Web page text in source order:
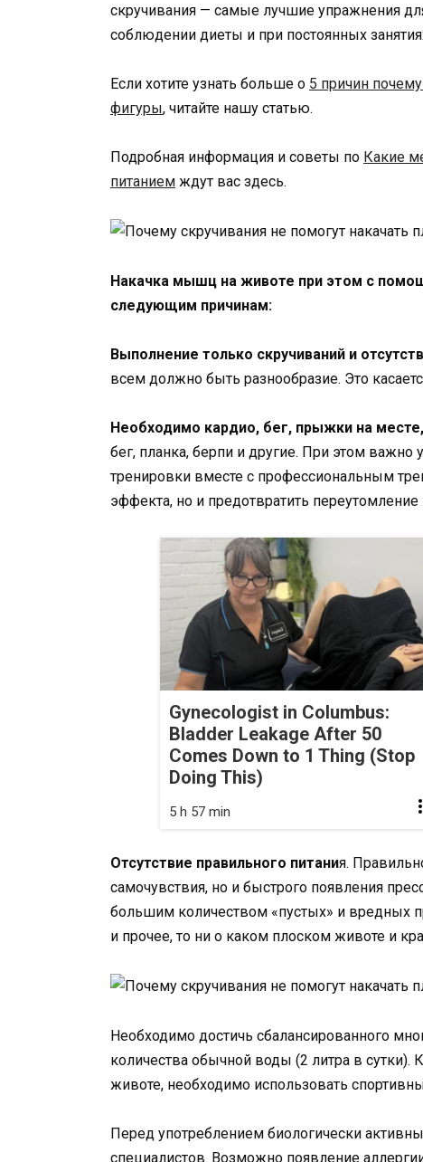
скручивания — самые лучшие упражнения
соблюдении диеты и при постоянных
Если хотите узнать больше о 5 причин
фигуры, читайте нашу статью.
Подробная информация и советы по Какие
питанием ждут вас здесь.
Накачка мышц на животе при этом с
следующим причинам:
Выполнение только скручиваний и
всем должно быть разнообразие. Это
Необходимо кардио, бег, прыжки на
бег, планка, берпи и другие. При этом
тренировки вместе с профессиональным
эффекта, но и предотвратить
Gynecologist in Columbus:
Bladder Leakage After 50
Comes Down to 1 Thing (Stop
Doing This)
5 h 57 min
Отсутствие правильного питания.
самочувствия, но и быстрого появления
большим количеством «пустых» и вредных
и прочее, то ни о каком плоском животе и
Необходимо достичь сбалансированного
количества обычной воды (2 литра в сутки).
животе, необходимо использовать
Перед употреблением биологически
специалистов. Возможно появление